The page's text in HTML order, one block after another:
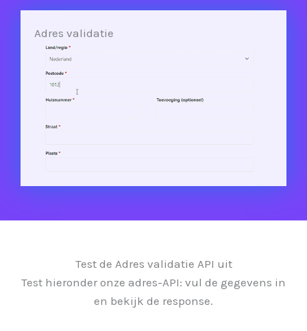
Adres validatie
Test de Adres validatie API uit
Test hieronder onze adres-API: vul de gegevens in
en bekijk de response.